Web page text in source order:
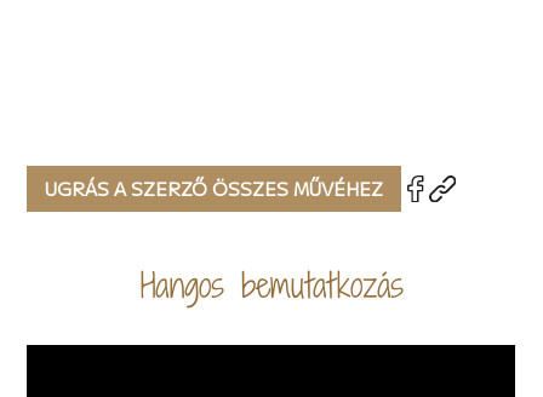
UGRÁS A SZERZŐ ÖSSZES MŰVÉHEZ
Hangos bemutatkozás